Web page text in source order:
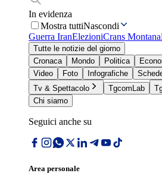
In evidenza
Mostra tuttiNascondi
Guerra IranElezioniCrans Montana
Tutte le notizie del giorno
Cronaca
Mondo Politica
Video
Foto Infografiche
Tv & Spettacolo
TgcomLab
Chi siamo
Seguici anche su
Area personale